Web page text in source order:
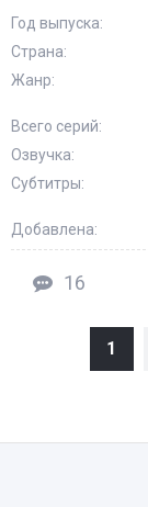
Год выпуска:
Страна:
Жанр:
Всего серий:
Озвучка:
Субтитры:
Добавлена:
16
1